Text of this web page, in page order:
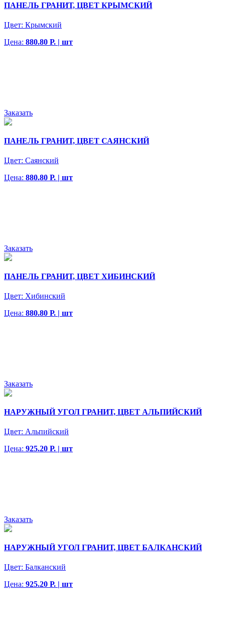
ПАНЕЛЬ ГРАНИТ, ЦВЕТ КРЫМСКИЙ
Цвет: Крымский
Цена: 880.80 Р. | шт
Заказать
ПАНЕЛЬ ГРАНИТ, ЦВЕТ САЯНСКИЙ
Цвет: Саянский
Цена: 880.80 Р. | шт
Заказать
ПАНЕЛЬ ГРАНИТ, ЦВЕТ ХИБИНСКИЙ
Цвет: Хибинский
Цена: 880.80 Р. | шт
Заказать
НАРУЖНЫЙ УГОЛ ГРАНИТ, ЦВЕТ АЛЬПИЙСКИЙ
Цвет: Альпийский
Цена: 925.20 Р. | шт
Заказать
НАРУЖНЫЙ УГОЛ ГРАНИТ, ЦВЕТ БАЛКАНСКИЙ
Цвет: Балканский
Цена: 925.20 Р. | шт